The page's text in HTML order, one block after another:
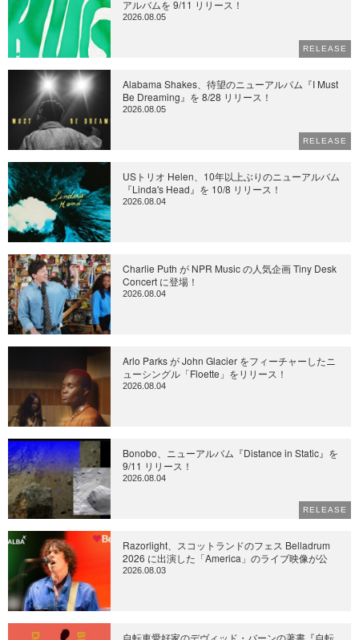
アルバムを 9/11 リリース！
2026.08.05
RELEASE
Alabama Shakes、待望のニューアルバム『I Must
Be Dreaming』を 8/28 リリース！
2026.08.05
RELEASE
USトリオ Helen、10年以上ぶりのニューアルバム
『Linda's Head』を 10/8 リリース！
2026.08.04
Charlie Puth が NPR Music の人気企画 Tiny Desk
Concert に登場！
2026.08.04
Arlo Parks が John Glacier をフィーチャーしたニ
ューシングル「Floette」をリリース！
2026.08.04
Bonobo、ニューアルバム『Distance in Static』を
9/11 リリース！
2026.08.04
RELEASE
Razorlight、スコットランドのフェス Belladrum
2026 に出演した「America」のライブ映像が公
2026.08.03